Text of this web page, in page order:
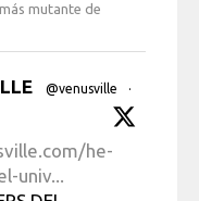
mutante de
@venusville
·
he-
univ...